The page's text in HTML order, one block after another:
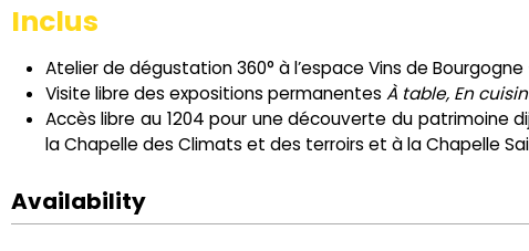
Inclus
Atelier de dégustation 360° à l’espace Vins de
Visite libre des expositions permanentes À table, En
Accès libre au 1204 pour une découverte du patrimoine
la Chapelle des Climats et des terroirs et à la Chapelle
Availability